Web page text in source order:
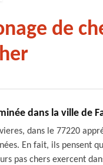
de
dans la ville de
dans le 77220
En fait, ils pensent
pas chers exercent